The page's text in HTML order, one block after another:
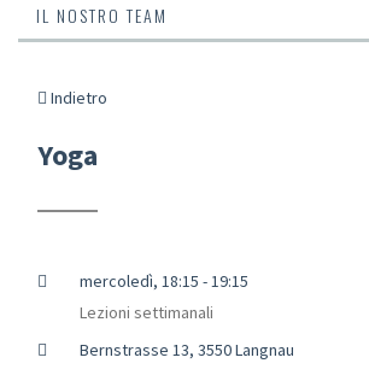
IL NOSTRO TEAM
Indietro
Yoga
mercoledì, 18:15 - 19:15
Lezioni settimanali
Bernstrasse 13, 3550 Langnau